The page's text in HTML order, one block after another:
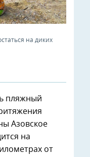
на диких
пляжный
Азовское
на
от